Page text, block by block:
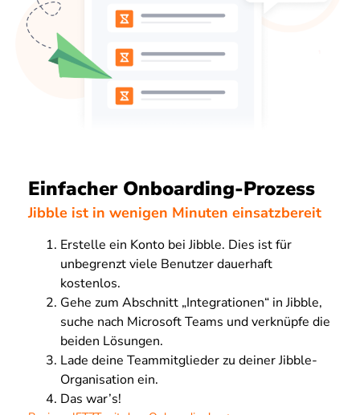
Einfacher Onboarding-Prozess
Jibble ist in wenigen Minuten einsatzbereit
Erstelle ein Konto bei Jibble. Dies ist für
unbegrenzt viele Benutzer dauerhaft
kostenlos.
Gehe zum Abschnitt „Integrationen“ in Jibble,
suche nach Microsoft Teams und verknüpfe die
beiden Lösungen.
Lade deine Teammitglieder zu deiner Jibble-
Organisation ein.
Das war’s!